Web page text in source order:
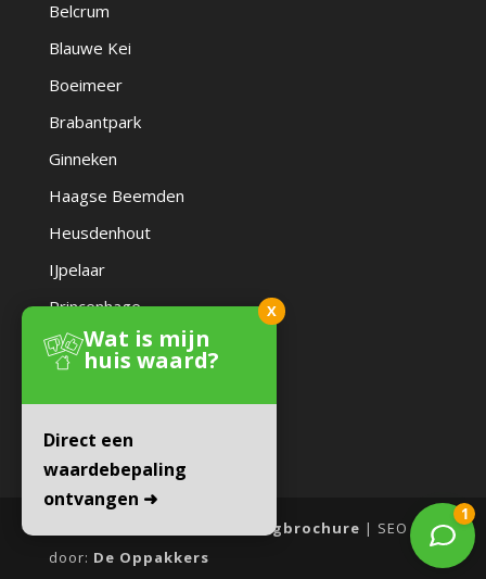
Belcrum
Blauwe Kei
Boeimeer
Brabantpark
Ginneken
Haagse Beemden
Heusdenhout
IJpelaar
Princenhage
Zandberg
Online Woningbrochure | SEO
door: De Oppakkers
Wat is mijn
huis waard?
Direct een
waardebepaling
ontvangen ➜
X